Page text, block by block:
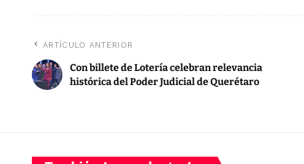
ARTÍCULO ANTERIOR
Con billete de Lotería celebran relevancia
histórica del Poder Judicial de Querétaro